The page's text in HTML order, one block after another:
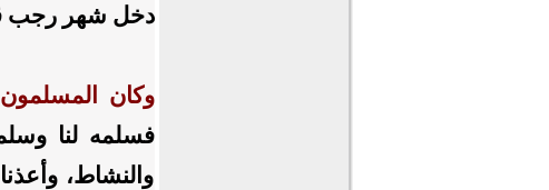
دخل شهر رجب
وكان المسلمون
فسلمه لنا
والنشاط،